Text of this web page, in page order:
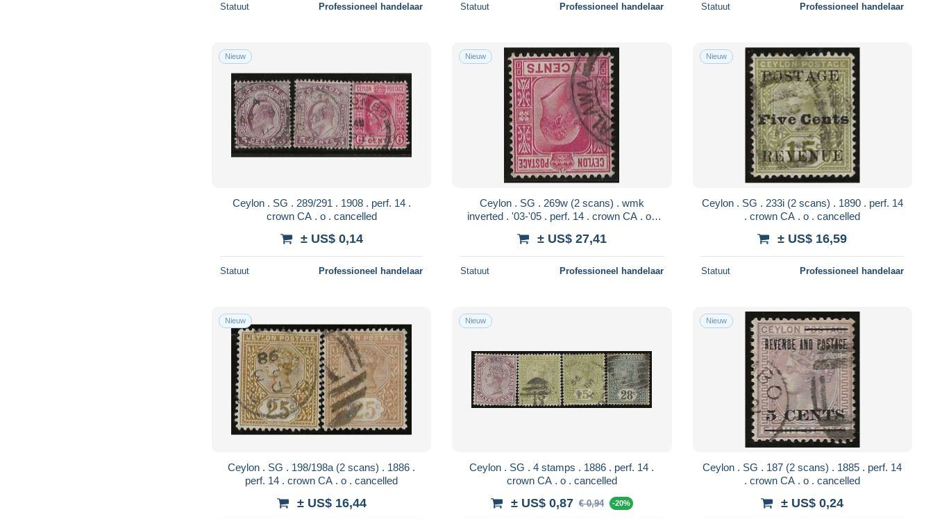
Statuut Professioneel handelaar Statuut Professioneel handelaar Statuut Professioneel handelaar
Nieuw
Ceylon . SG . 289/291 . 1908 . perf. 14 .
crown CA . o . cancelled
± US$ 0,14
Statuut Professioneel handelaar
Nieuw
Ceylon . SG . 269w (2 scans) . wmk
inverted . '03-'05 . perf. 14 . crown CA . o .
± US$ 27,41
Statuut Professioneel handelaar
Nieuw
Ceylon . SG . 233i (2 scans) . 1890 . perf. 14
. crown CA . o . cancelled
± US$ 16,59
Statuut Professioneel handelaar
Nieuw
Ceylon . SG . 198/198a (2 scans) . 1886 .
perf. 14 . crown CA . o . cancelled
± US$ 16,44
Nieuw
Ceylon . SG . 4 stamps . 1886 . perf. 14 .
crown CA . o . cancelled
± US$ 0,87 € 0,94 -20%
Nieuw
Ceylon . SG . 187 (2 scans) . 1885 . perf. 14
. crown CA . o . cancelled
± US$ 0,24